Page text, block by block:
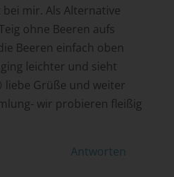
mir. Als Alternative
ohne Beeren aufs
Beeren einfach oben
leichter und sieht
liebe Grüße und weiter
wir probieren fleißig
Antworten